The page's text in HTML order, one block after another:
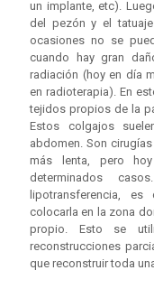
un implante, etc).
del pezón y el
ocasiones no se
cuando hay gran
radiación (hoy en día
en radioterapia). En
tejidos propios de la
Estos colgajos
abdomen. Son
más lenta, pero
determinados
lipotransferencia,
colocarla en la zona
propio. Esto se
reconstrucciones
que reconstruir toda